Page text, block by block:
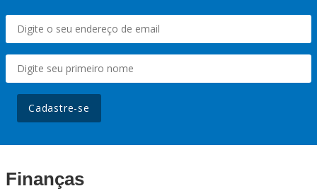
Cadastre-se
Finanças